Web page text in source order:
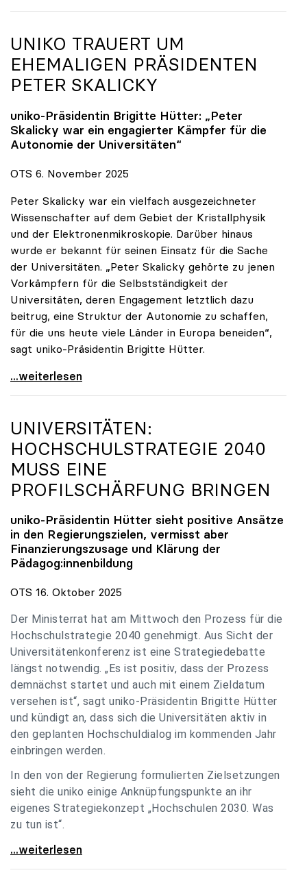
UNIKO TRAUERT UM
EHEMALIGEN PRÄSIDENTEN
PETER SKALICKY
uniko-Präsidentin Brigitte Hütter: „Peter
Skalicky war ein engagierter Kämpfer für die
Autonomie der Universitäten“
OTS 6. November 2025
Peter Skalicky war ein vielfach ausgezeichneter
Wissenschafter auf dem Gebiet der Kristallphysik
und der Elektronenmikroskopie. Darüber hinaus
wurde er bekannt für seinen Einsatz für die Sache
der Universitäten. „Peter Skalicky gehörte zu jenen
Vorkämpfern für die Selbstständigkeit der
Universitäten, deren Engagement letztlich dazu
beitrug, eine Struktur der Autonomie zu schaffen,
für die uns heute viele Länder in Europa beneiden“,
sagt uniko-Präsidentin Brigitte Hütter.
uniko trauert um ehemaligen Präsidenten Peter
...weiterlesen
UNIVERSITÄTEN:
HOCHSCHULSTRATEGIE 2040
MUSS EINE
PROFILSCHÄRFUNG BRINGEN
uniko-Präsidentin Hütter sieht positive Ansätze
in den Regierungszielen, vermisst aber
Finanzierungszusage und Klärung der
Pädagog:innenbildung
OTS 16. Oktober 2025
Der Ministerrat hat am Mittwoch den Prozess für die
Hochschulstrategie 2040 genehmigt. Aus Sicht der
Universitätenkonferenz ist eine Strategiedebatte
längst notwendig. „Es ist positiv, dass der Prozess
demnächst startet und auch mit einem Zieldatum
versehen ist“, sagt uniko-Präsidentin Brigitte Hütter
und kündigt an, dass sich die Universitäten aktiv in
den geplanten Hochschuldialog im kommenden Jahr
einbringen werden.
In den von der Regierung formulierten Zielsetzungen
sieht die uniko einige Anknüpfungspunkte an ihr
eigenes Strategiekonzept „Hochschulen 2030. Was
zu tun ist“.
Universitäten: Hochschulstrategie 2040 muss eine
...weiterlesen